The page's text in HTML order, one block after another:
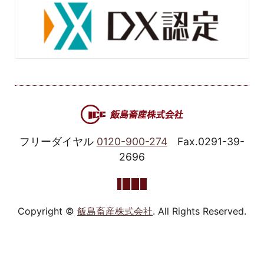
フリーダイヤル 0120-900-274
Fax.0291-39-
2696
Copyright © 飯島畜産株式会社. All Rights Reserved.